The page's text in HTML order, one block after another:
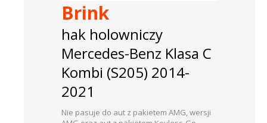
Brink
hak holowniczy
Mercedes-Benz Klasa C
Kombi (S205) 2014-
2021
Nie pasuje do aut z pakietem AMG, wersji